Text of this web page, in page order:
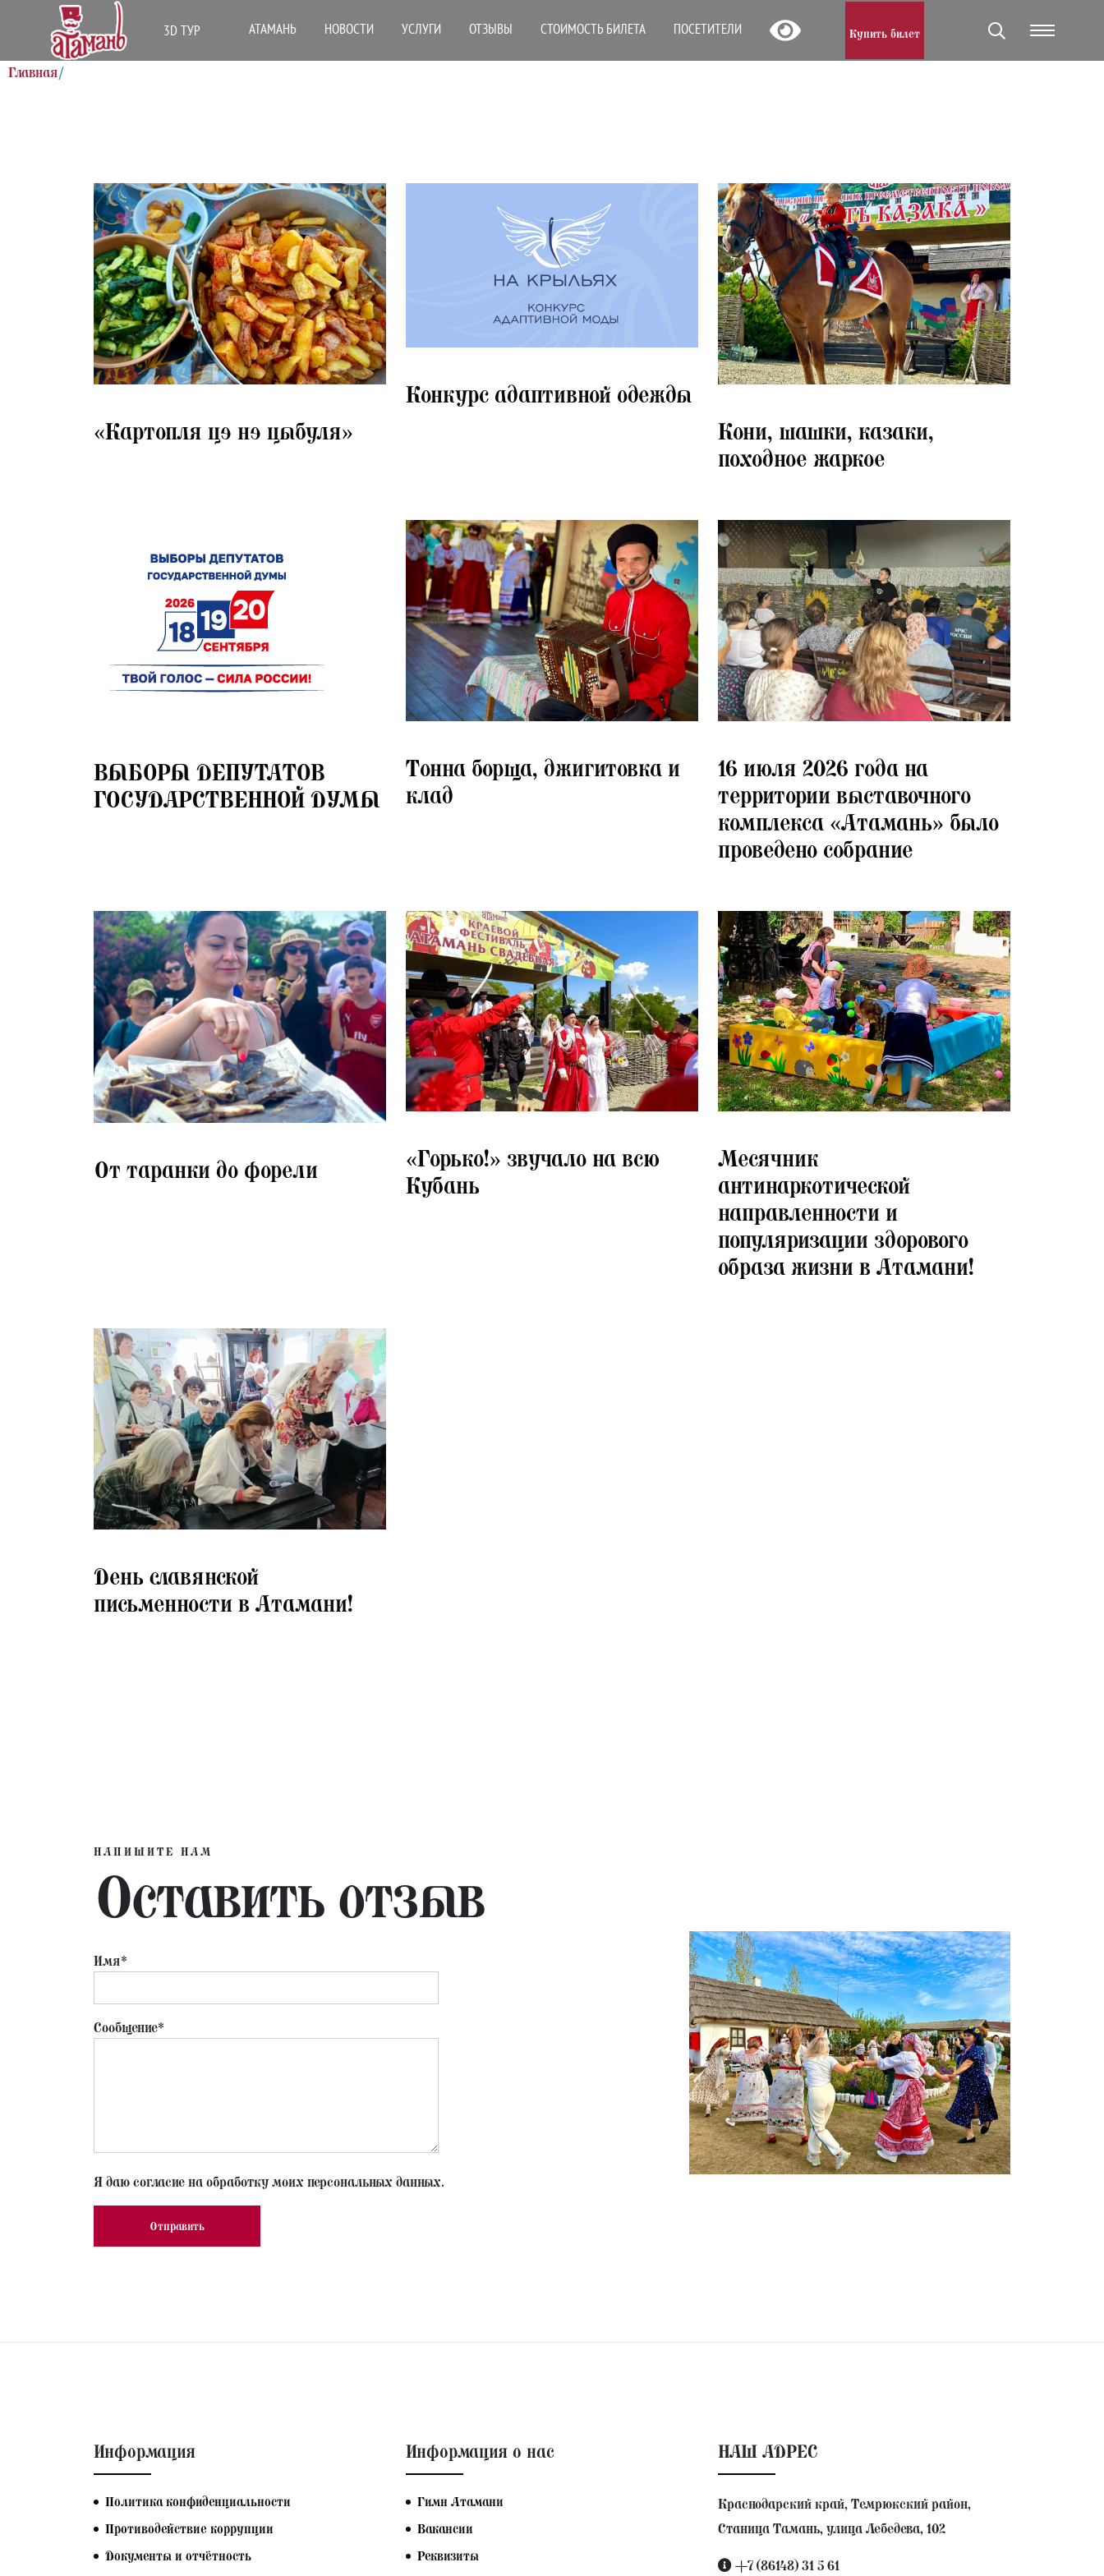
3D ТУР АТАМАНЬ НОВОСТИ УСЛУГИ ОТЗЫВЫ СТОИМОСТЬ БИЛЕТА ПОСЕТИТЕЛИ Купить билет
Главная/
«Картопля цэ нэ цыбуля»
Конкурс адаптивной одежды
Кони, шашки, казаки,
походное жаркое
ВЫБОРЫ ДЕПУТАТОВ
ГОСУДАРСТВЕННОЙ ДУМЫ
Тонна борща, джигитовка и
клад
16 июля 2026 года на
территории выставочного
комплекса «Атамань» было
проведено собрание
От таранки до форели
«Горько!» звучало на всю
Кубань
Месячник
антинаркотической
направленности и
популяризации здорового
образа жизни в Атамани!
День славянской
письменности в Атамани!
НАПИШИТЕ НАМ
Оставить отзыв
Имя*
Сообщение*
Я даю согласие на обработку моих персональных данных.
Информация
Политика конфиденциальности
Противодействие коррупции
Документы и отчётность
Информация о нас
Гимн Атамани
Вакансии
Реквизиты
НАШ АДРЕС
Краснодарский край, Темрюкский район,
Станица Тамань, улица Лебедева, 102
+7 (86148) 31 5 61